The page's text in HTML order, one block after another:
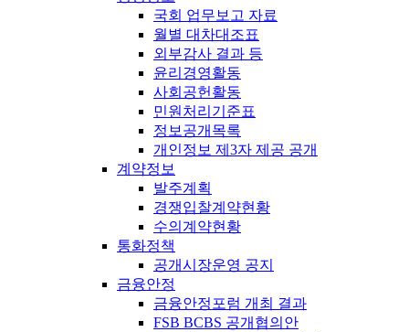
국회 업무보고 자료
월별 대차대조표
외부감사 결과 등
윤리경영활동
사회공헌활동
민원처리기준표
정보공개목록
개인정보 제3자 제공 공개
계약정보
발주계획
경쟁입찰계약현황
수의계약현황
통화정책
공개시장운영 공지
금융안정
금융안정포럼 개최 결과
FSB BCBS 공개협의안